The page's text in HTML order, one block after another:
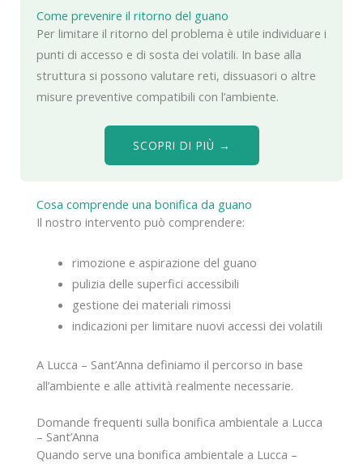
Cosa comprende una bonifica da guano
Il nostro intervento può comprendere:
rimozione e aspirazione del guano
pulizia delle superfici accessibili
gestione dei materiali rimossi
indicazioni per limitare nuovi accessi dei volatili
A Lucca – Sant’Anna definiamo il percorso in base
all’ambiente e alle attività realmente necessarie.
Domande frequenti sulla bonifica ambientale a Lucca
– Sant’Anna
Quando serve una bonifica ambientale a Lucca –
Come prevenire il ritorno del guano
Per limitare il ritorno del problema è utile individuare i
punti di accesso e di sosta dei volatili. In base alla
struttura si possono valutare reti, dissuasori o altre
misure preventive compatibili con l’ambiente.
SCOPRI DI PIÙ →